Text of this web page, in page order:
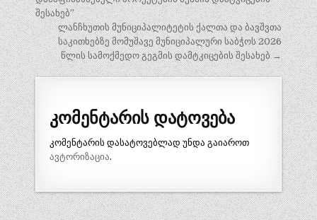
შესახებ”
ლანჩხუთის მუნიციპალიტეტის ქალთა და ბავშვთა
საკითხებზე მომუშავე მუნიციპალური საბჭოს 2026
წლის სამოქმედო გეგმის დამტკიცების შესახებ →
კომენტარის დატოვება
კომენტარის დასატოვებლად უნდა გაიაროთ
ავტორიზაცია.